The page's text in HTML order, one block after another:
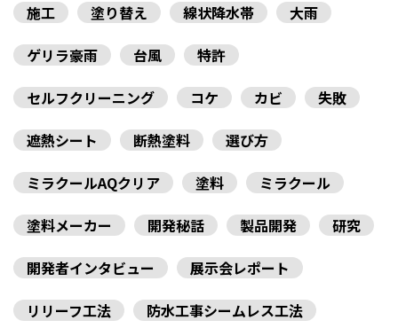
施工
塗り替え 線状降水帯
大雨
ゲリラ豪雨
台風
特許
セルフクリーニング
コケ カビ
失敗
遮熱シート
断熱塗料
選び方
ミラクールAQクリア
塗料
ミラクール
塗料メーカー
開発秘話 製品開発
研究
開発者インタビュー
展示会レポート
リリーフ工法
防水工事シームレス工法